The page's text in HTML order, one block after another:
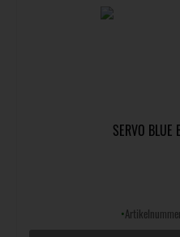
SERVO BLUE
•